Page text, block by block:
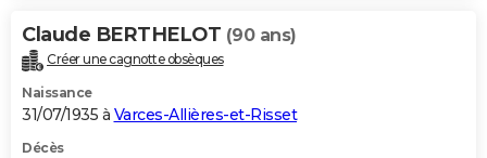
Claude BERTHELOT (90 ans)
Créer une cagnotte obsèques
Naissance
31/07/1935 à Varces-Allières-et-Risset
Décès